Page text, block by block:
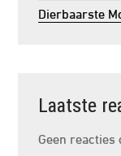
Dierbaarste
Laatste
Geen reacties